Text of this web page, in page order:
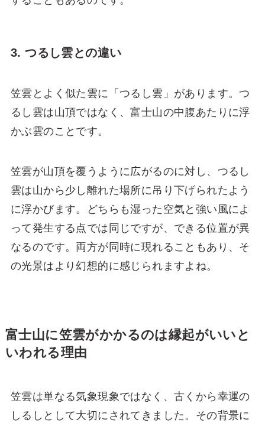
3. つるし雲との違い
笠雲とよく似た雲に「つるし雲」があります。つ
るし雲は山頂ではなく、富士山の中腹あたりに浮
かぶ雲のことです。
笠雲が山頂を覆うように広がるのに対し、つるし
雲は山から少し離れた場所に吊り下げられたよう
に浮かびます。どちらも湿った空気と強い風によ
って発生する点では同じですが、できる位置が異
なるのです。両方が同時に現れることもあり、そ
の光景はより幻想的に感じられますよね。
富士山に笠雲がかかるのは縁起がいいと
いわれる理由
笠雲は単なる気象現象ではなく、古くから幸運の
しるしとして大切にされてきました。その背景に